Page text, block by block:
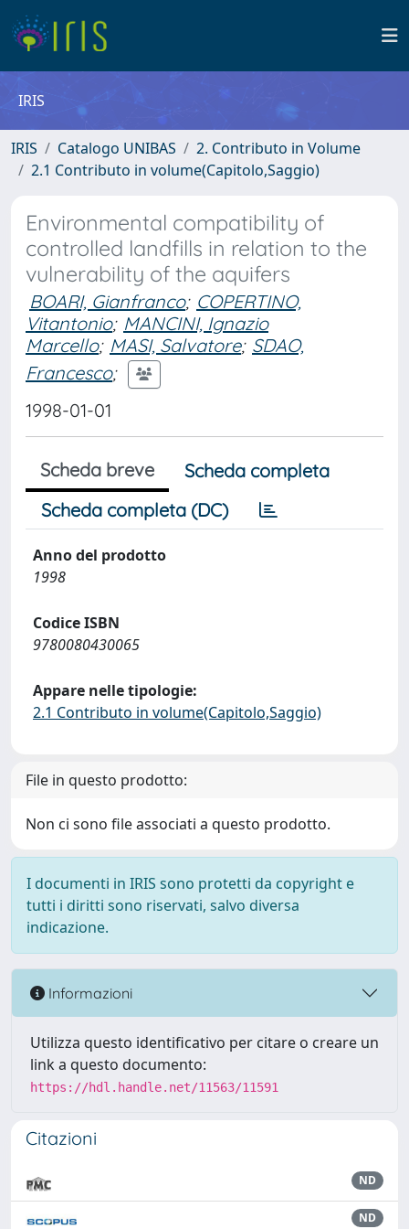
IRIS
IRIS Catalogo UNIBAS
2. Contributo in Volume
2.1 Contributo in volume(Capitolo,Saggio)
Environmental compatibility of
controlled landfills in relation to the
vulnerability of the aquifers
BOARI, Gianfranco; COPERTINO,
Vitantonio; MANCINI, Ignazio
Marcello; MASI, Salvatore; SDAO,
Francesco;
1998-01-01
Scheda breve
Scheda completa
Scheda completa (DC)
Anno del prodotto
1998
Codice ISBN
9780080430065
Appare nelle tipologie:
2.1 Contributo in volume(Capitolo,Saggio)
File in questo prodotto:
Non ci sono file associati a questo prodotto.
I documenti in IRIS sono protetti da copyright e
tutti i diritti sono riservati, salvo diversa
indicazione.
Informazioni
Utilizza questo identificativo per citare o creare un
link a questo documento:
https://hdl.handle.net/11563/11591
Citazioni
ND
ND